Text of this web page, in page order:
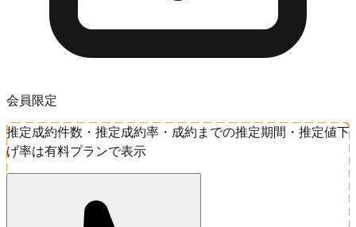
会員限定
推定成約件数・推定成約率・成約までの推定期間・推定値下
げ率は有料プランで表示